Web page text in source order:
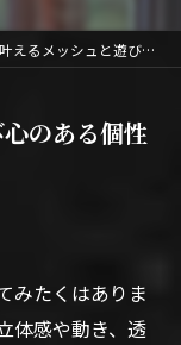
ュと遊び心のある個性派ヘアスタイル徹底ガイド
のある個性
みたくはありま
体感や動き、透